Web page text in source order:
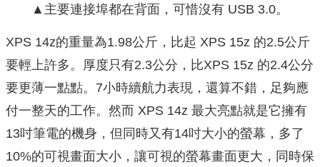
▲主要連接埠都在背面，可惜沒有 USB 3.0。
XPS 14z的重量為1.98公斤，比起 XPS 15z 的2.5公斤
要輕上許多。厚度只有2.3公分，比XPS 15z 的2.4公分
要更薄一點點。7小時續航力表現，還算不錯，足夠應
付一整天的工作。然而 XPS 14z 最大亮點就是它擁有
13吋筆電的機身，但同時又有14吋大小的螢幕，多了
10%的可視畫面大小，讓可視的螢幕畫面更大，同時保